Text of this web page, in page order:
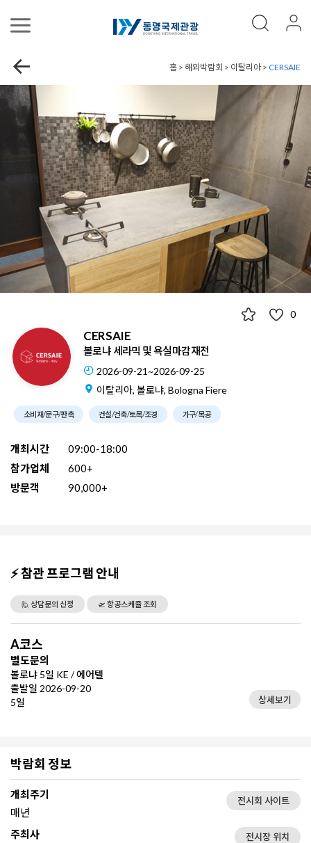
홈 > 해외박람회 > 이탈리아 > CERSAIE
0
CERSAIE
볼로냐 세라믹 및 욕실마감재전
2026-09-21~2026-09-25
이탈리아, 볼로냐, Bologna Fiere
소비재/문구/판촉 건설/건축/토목/조경 가구/목공
개최시간
09:00-18:00
참가업체
600+
방문객
90,000+
⚡ 참관 프로그램 안내
🙋 상담문의 신청 🛫 항공스케쥴 조회
A코스
별도문의
볼로냐 5일 KE / 에어텔
출발일 2026-09-20
5일
상세보기
박람회 정보
개최주기
매년
전시회 사이트
주최사
전시장 위치